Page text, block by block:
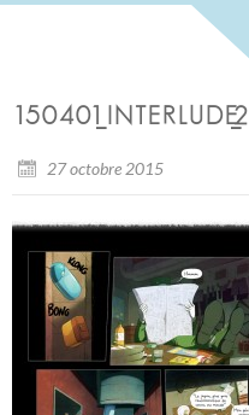
150401_INTERLUDE_2
27 octobre 2015